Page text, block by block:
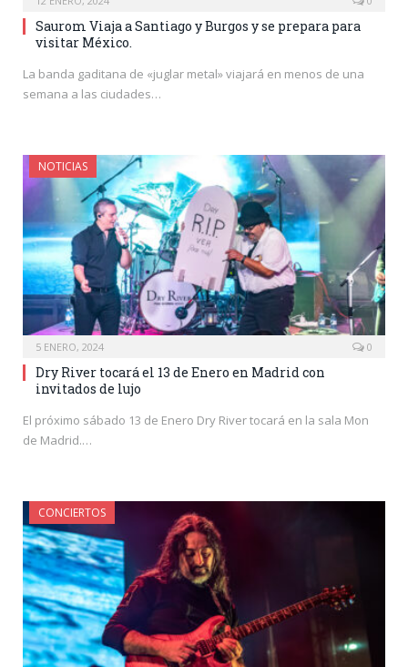
Saurom Viaja a Santiago y Burgos y se prepara para
visitar México.
La banda gaditana de «juglar metal» viajará en menos de una
semana a las ciudades…
NOTICIAS
5 ENERO, 2024 0
Dry River tocará el 13 de Enero en Madrid con
invitados de lujo
El próximo sábado 13 de Enero Dry River tocará en la sala Mon
de Madrid.…
CONCIERTOS